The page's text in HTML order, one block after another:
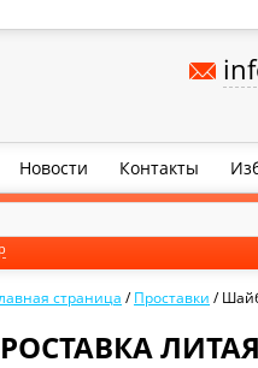
Новости Контакты
страница /Проставки /
ЛИТАЯ